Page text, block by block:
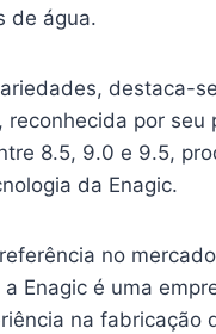
de água.
destaca-
reconhecida por seu
8.5, 9.0 e 9.5,
da Enagic.
no mercado
Enagic é uma
na fabricação